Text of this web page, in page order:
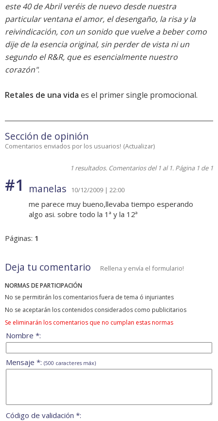
este 40 de Abril veréis de nuevo desde nuestra
particular ventana el amor, el desengaño, la risa y la
reivindicación, con un sonido que vuelve a beber como
dije de la esencia original, sin perder de vista ni un
segundo el R&R, que es esencialmente nuestro
corazón".
Retales de una vida es el primer single promocional.
Sección de opinión
Comentarios enviados por los usuarios! (Actualizar)
1 resultados. Comentarios del 1 al 1. Página 1 de 1
#1 manelas 10/12/2009 | 22:00
me parece muy bueno,llevaba tiempo esperando
algo asi. sobre todo la 1ª y la 12ª
Páginas: 1
Deja tu comentario Rellena y envía el formulario!
NORMAS DE PARTICIPACIÓN
No se permitirán los comentarios fuera de tema ó injuriantes
No se aceptarán los contenidos considerados como publicitarios
Se eliminarán los comentarios que no cumplan estas normas
Nombre *:
Mensaje *: (500 caracteres máx)
Código de validación *: